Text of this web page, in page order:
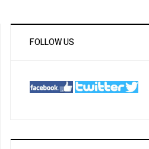
FOLLOW US